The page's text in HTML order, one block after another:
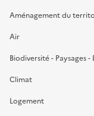
Aménagement du
Air
Biodiversité - Paysages -
Climat
Logement